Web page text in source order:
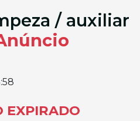
/ auxiliar
EXPIRADO